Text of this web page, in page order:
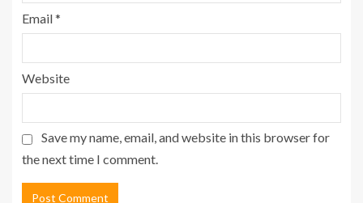
Email*
Website
Save my name, email, and website in this browser for
the next time I comment.